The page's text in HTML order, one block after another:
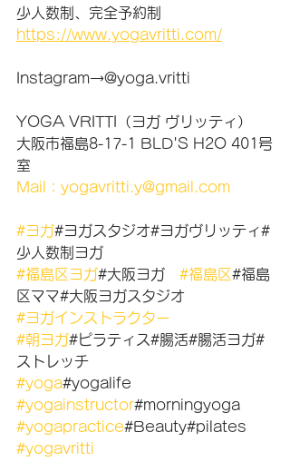
少人数制、完全予約制
https://www.yogavritti.com/
Instagram→@yoga.vritti
YOGA VRITTI（ヨガ ヴリッティ）
大阪市福島8-17-1 BLD'S H2O 401号
室
Mail：yogavritti.y@gmail.com
#ヨガ#ヨガスタジオ#ヨガヴリッティ#
少人数制ヨガ
#福島区ヨガ#大阪ヨガ #福島区#福島
区ママ#大阪ヨガスタジオ
#ヨガインストラクター
#朝ヨガ#ピラティス#腸活#腸活ヨガ#
ストレッチ
#yoga#yogalife
#yogainstructor#morningyoga
#yogapractice#Beauty#pilates
#yogavritti